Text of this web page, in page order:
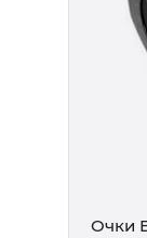
Очки